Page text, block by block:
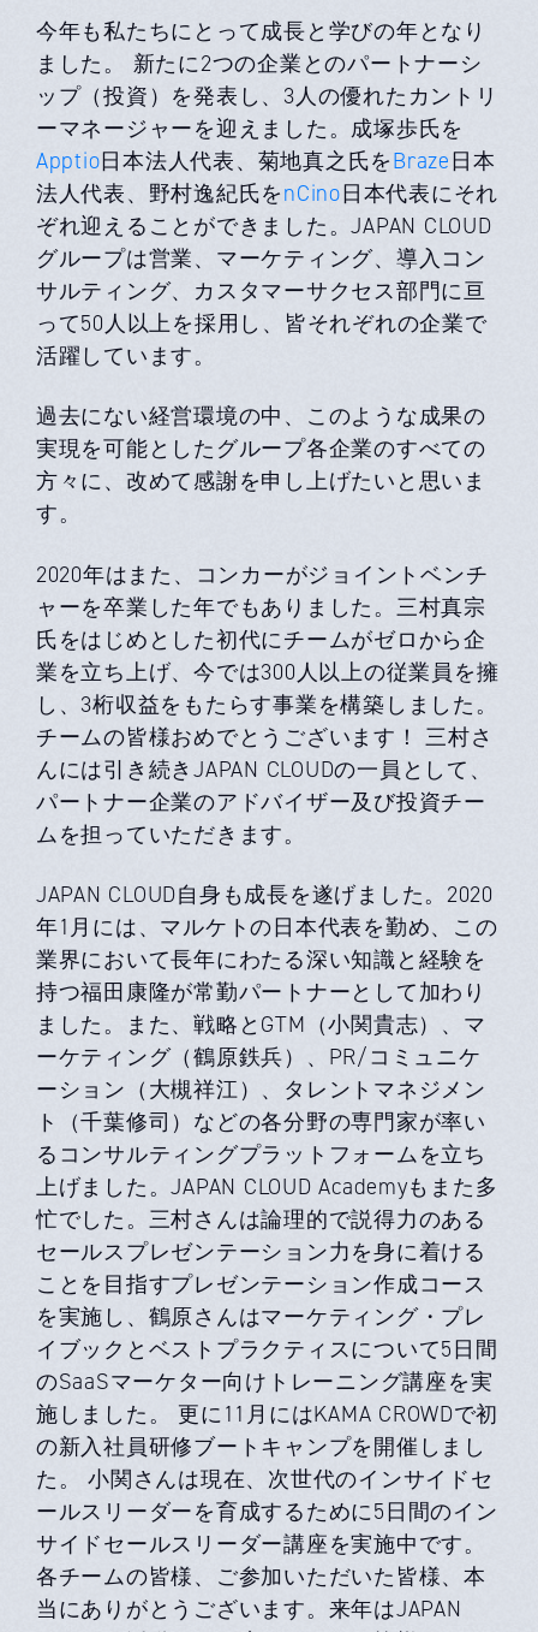
今年も私たちにとって成長と学びの年となり
ました。 新たに2つの企業とのパートナーシ
ップ（投資）を発表し、3人の優れたカントリ
ーマネージャーを迎えました。成塚歩氏を
Apptio日本法人代表、菊地真之氏をBraze日本
法人代表、野村逸紀氏をnCino日本代表にそれ
ぞれ迎えることができました。JAPAN CLOUD
グループは営業、マーケティング、導入コン
サルティング、カスタマーサクセス部門に亘
って50人以上を採用し、皆それぞれの企業で
活躍しています。
過去にない経営環境の中、このような成果の
実現を可能としたグループ各企業のすべての
方々に、改めて感謝を申し上げたいと思いま
す。
2020年はまた、コンカーがジョイントベンチ
ャーを卒業した年でもありました。三村真宗
氏をはじめとした初代にチームがゼロから企
業を立ち上げ、今では300人以上の従業員を擁
し、3桁収益をもたらす事業を構築しました。
チームの皆様おめでとうございます！ 三村さ
んには引き続きJAPAN CLOUDの一員として、
パートナー企業のアドバイザー及び投資チー
ムを担っていただきます。
JAPAN CLOUD自身も成長を遂げました。2020
年1月には、マルケトの日本代表を勤め、この
業界において長年にわたる深い知識と経験を
持つ福田康隆が常勤パートナーとして加わり
ました。また、戦略とGTM（小関貴志）、マ
ーケティング（鶴原鉄兵）、PR/コミュニケ
ーション（大槻祥江）、タレントマネジメン
ト（千葉修司）などの各分野の専門家が率い
るコンサルティングプラットフォームを立ち
上げました。JAPAN CLOUD Academyもまた多
忙でした。三村さんは論理的で説得力のある
セールスプレゼンテーション力を身に着ける
ことを目指すプレゼンテーション作成コース
を実施し、鶴原さんはマーケティング・プレ
イブックとベストプラクティスについて5日間
のSaaSマーケター向けトレーニング講座を実
施しました。 更に11月にはKAMA CROWDで初
の新入社員研修ブートキャンプを開催しまし
た。 小関さんは現在、次世代のインサイドセ
ールスリーダーを育成するために5日間のイン
サイドセールスリーダー講座を実施中です。
各チームの皆様、ご参加いただいた皆様、本
当にありがとうございます。来年はJAPAN